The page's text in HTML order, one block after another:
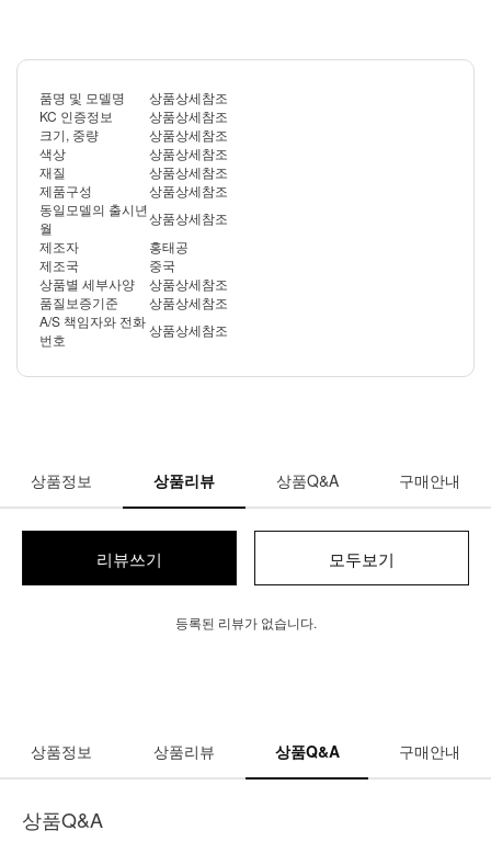
품명 및 모델명
상품상세참조
KC 인증정보
상품상세참조
크기, 중량
상품상세참조
색상
상품상세참조
재질
상품상세참조
제품구성
상품상세참조
동일모델의 출시년
월
상품상세참조
제조자
홍태공
제조국
중국
상품별 세부사양
상품상세참조
품질보증기준
상품상세참조
A/S 책임자와 전화
번호
상품상세참조
상품정보 상품리뷰 상품Q&A 구매안내
리뷰쓰기 모두보기
등록된 리뷰가 없습니다.
상품정보 상품리뷰 상품Q&A 구매안내
상품Q&A